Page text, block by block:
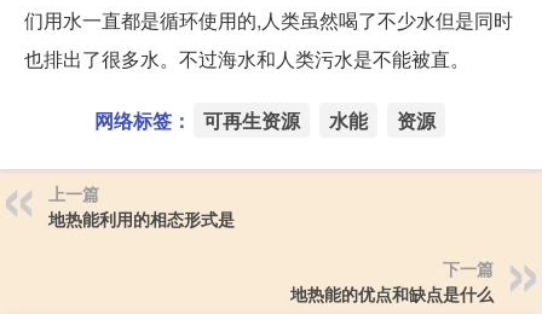
们用水一直都是循环使用的,人类虽然喝了不少水但是同时
也排出了很多水。不过海水和人类污水是不能被直。
网络标签： 可再生资源 水能 资源
上一篇
地热能利用的相态形式是
下一篇
地热能的优点和缺点是什么